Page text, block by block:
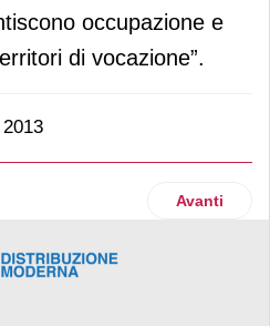
occupazione e
di vocazione”.
Baldini è il nuovo Ad di Cbre
Articolo
Avanti